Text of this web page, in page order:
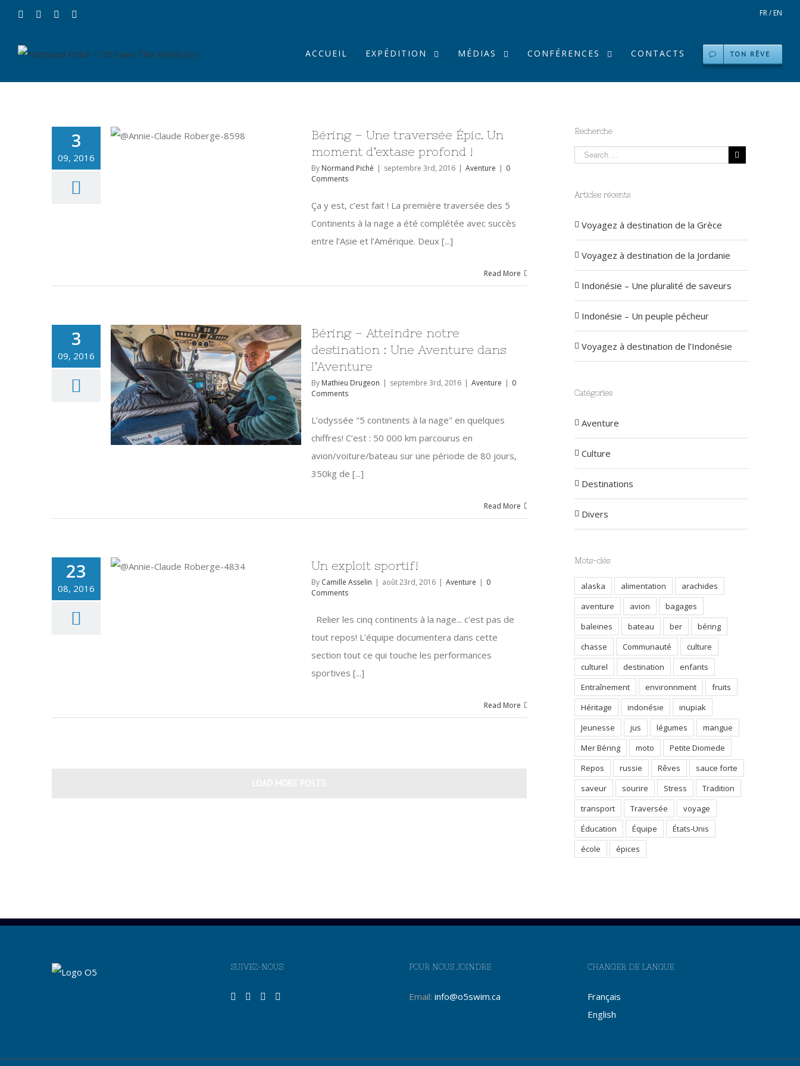
FR/EN
ACCUEIL EXPÉDITION MÉDIAS CONFÉRENCES CONTACTS TON RÊVE
3
09, 2016
Béring – Une traversée Épic. Un
moment d’extase profond !
By Normand Piché | septembre 3rd, 2016 | Aventure | 0
Comments
Ça y est, c’est fait ! La première traversée des 5
Continents à la nage a été complétée avec succès
entre l’Asie et l’Amérique. Deux [...]
Read More
3
09, 2016
Béring – Atteindre notre
destination : Une Aventure dans
l’Aventure
By Mathieu Drugeon | septembre 3rd, 2016 | Aventure | 0
Comments
L’odyssée "5 continents à la nage" en quelques
chiffres! C’est : 50 000 km parcourus en
avion/voiture/bateau sur une période de 80 jours,
350kg de [...]
Read More
23
08, 2016
Un exploit sportif!
By Camille Asselin | août 23rd, 2016 | Aventure | 0
Comments
Relier les cinq continents à la nage... c'est pas de
tout repos! L'équipe documentera dans cette
section tout ce qui touche les performances
sportives [...]
Read More
Recherche
Articles récents
Voyagez à destination de la Grèce
Voyagez à destination de la Jordanie
Indonésie – Une pluralité de saveurs
Indonésie – Un peuple pécheur
Voyagez à destination de l’Indonésie
Catégories
Aventure
Culture
Destinations
Divers
Mots-clés
alaska alimentation
arachides
aventure
avion
bagages
baleines
bateau ber
béring
chasse
Communauté
culture
culturel
destination
enfants
Entraînement
environnment
fruits
Héritage
indonésie
inupiak
Jeunesse
jus légumes
mangue
Mer Béring
moto
Petite Diomede
Repos
russie Rêves
sauce forte
saveur
sourire Stress
Tradition
transport
Traversée
voyage
Éducation
Équipe
États-Unis
école
épices
SUIVEZ-NOUS POUR NOUS JOINDRE
Email: info@o5swim.ca
CHANGER DE LANGUE
Français
English